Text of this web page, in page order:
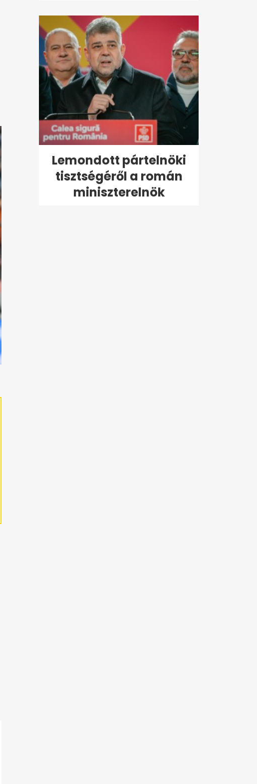
Lemondott pártelnöki
tisztségéről a román
miniszterelnök